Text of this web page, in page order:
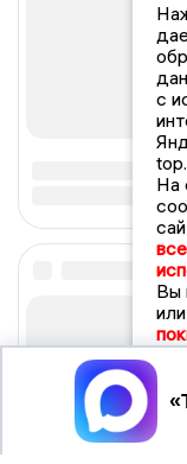
с
На
Вы
или